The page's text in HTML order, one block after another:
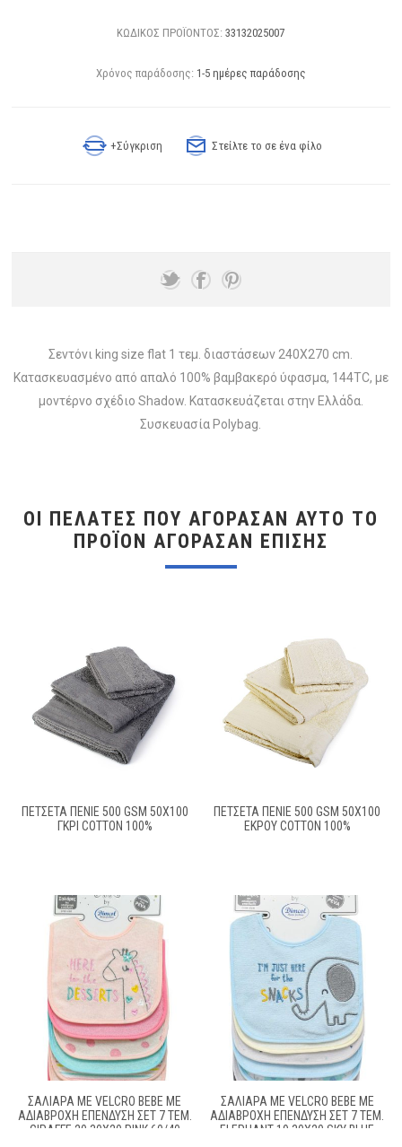
ΚΩΔΙΚΟΣ ΠΡΟΪΟΝΤΟΣ: 33132025007
Χρόνος παράδοσης: 1-5 ημέρες παράδοσης
+Σύγκριση Στείλτε το σε ένα φίλο
Σεντόνι king size flat 1 τεμ. διαστάσεων 240X270 cm.
Κατασκευασμένο από απαλό 100% βαμβακερό ύφασμα, 144TC, με
μοντέρνο σχέδιο Shadow. Κατασκευάζεται στην Ελλάδα.
Συσκευασία Polybag.
ΟΙ ΠΕΛΆΤΕΣ ΠΟΥ ΑΓΌΡΑΣΑΝ ΑΥΤΌ ΤΟ
ΠΡΟΪΌΝ ΑΓΌΡΑΣΑΝ ΕΠΊΣΗΣ
ΠΕΤΣΕΤΑ ΠΕΝΙΕ 500 GSM 50X100
ΓΚΡΙ COTTON 100%
ΠΕΤΣΕΤΑ ΠΕΝΙΕ 500 GSM 50X100
ΕΚΡΟΥ COTTON 100%
ΣΑΛΙΆΡΑ ΜΕ VELCRO BEBE ΜΕ
ΑΔΙΆΒΡΟΧΗ ΕΠΈΝΔΥΣΗ ΣΕΤ 7 ΤΕΜ.
GIRAFFE 20 30X20 PINK 60/40
ΣΑΛΙΆΡΑ ΜΕ VELCRO BEBE ΜΕ
ΑΔΙΆΒΡΟΧΗ ΕΠΈΝΔΥΣΗ ΣΕΤ 7 ΤΕΜ.
ELEPHANT 19 30X20 SKY BLUE